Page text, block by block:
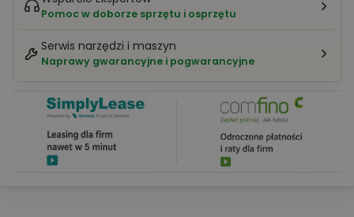
Pomoc w doborze sprzętu i osprzętu
Serwis narzędzi i maszyn
Naprawy gwarancyjne i pogwarancyjne